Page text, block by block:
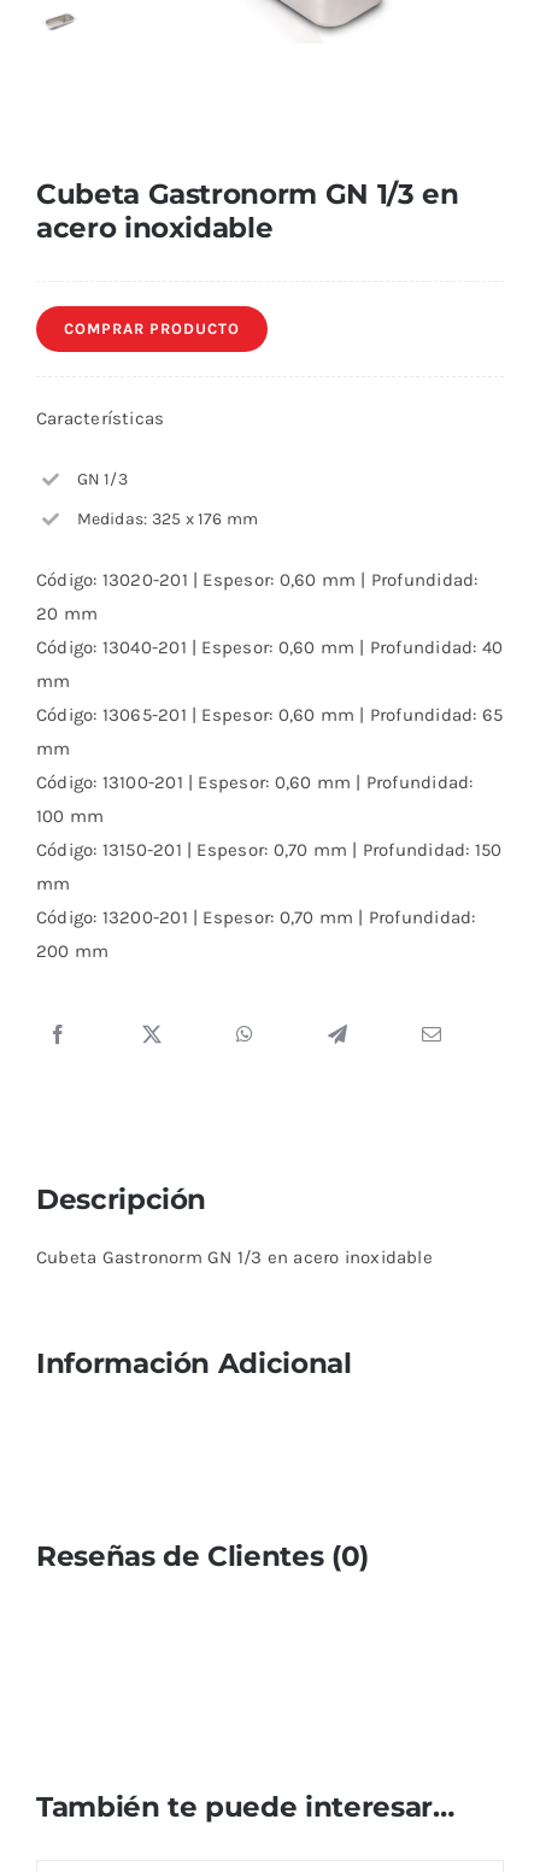
Cubeta Gastronorm GN 1/3 en
acero inoxidable
COMPRAR PRODUCTO
Características
GN 1/3
Medidas: 325 x 176 mm
Código: 13020-201 | Espesor: 0,60 mm | Profundidad:
20 mm
Código: 13040-201 | Espesor: 0,60 mm | Profundidad: 40
mm
Código: 13065-201 | Espesor: 0,60 mm | Profundidad: 65
mm
Código: 13100-201 | Espesor: 0,60 mm | Profundidad:
100 mm
Código: 13150-201 | Espesor: 0,70 mm | Profundidad: 150
mm
Código: 13200-201 | Espesor: 0,70 mm | Profundidad:
200 mm
Descripción
Cubeta Gastronorm GN 1/3 en acero inoxidable
Información Adicional
Reseñas de Clientes (0)
También te puede interesar…